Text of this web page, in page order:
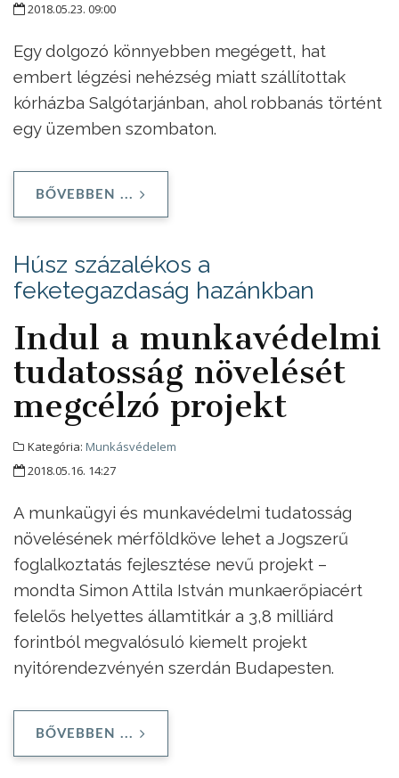
2018.05.23. 09:00
Egy dolgozó könnyebben megégett, hat
embert légzési nehézség miatt szállítottak
kórházba Salgótarjánban, ahol robbanás történt
egy üzemben szombaton.
BŐVEBBEN ...
Húsz százalékos a
feketegazdaság hazánkban
Indul a munkavédelmi
tudatosság növelését
megcélzó projekt
Kategória: Munkásvédelem
2018.05.16. 14:27
A munkaügyi és munkavédelmi tudatosság
növelésének mérföldköve lehet a Jogszerű
foglalkoztatás fejlesztése nevű projekt –
mondta Simon Attila István munkaerőpiacért
felelős helyettes államtitkár a 3,8 milliárd
forintból megvalósuló kiemelt projekt
nyitórendezvényén szerdán Budapesten.
BŐVEBBEN ...